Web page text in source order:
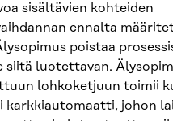
sisältävien kohteiden
ennalta
poistaa
siitä luotettavan.
lohkoketjuun toimii
karkkiautomaatti, johon